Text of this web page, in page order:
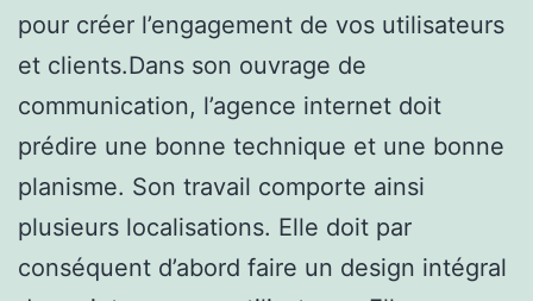
pour créer l’engagement de vos utilisateurs
et clients.Dans son ouvrage de
communication, l’agence internet doit
prédire une bonne technique et une bonne
planisme. Son travail comporte ainsi
plusieurs localisations. Elle doit par
conséquent d’abord faire un design intégral